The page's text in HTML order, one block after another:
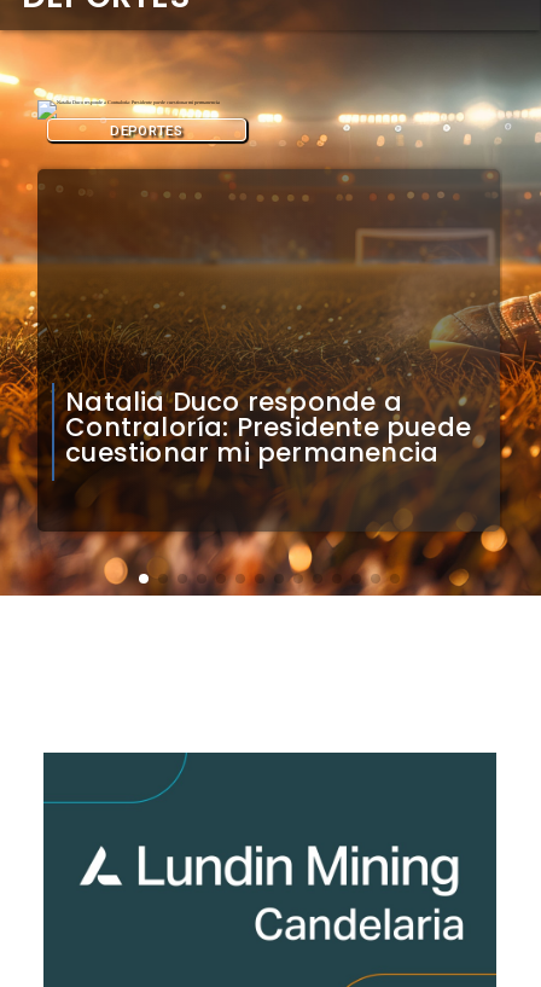
Colo Colo confirma artistas
para bienvenida a Vozinha en
el Monumental
DEPORTES